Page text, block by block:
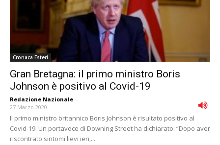
Cronaca Esteri
Gran Bretagna: il primo ministro Boris
Johnson è positivo al Covid-19
Redazione Nazionale -
27 Marzo 2020
Il primo ministro britannico Boris Johnson è risultato positivo al
Covid-19. Un portavoce di Downing Street ha dichiarato: “Dopo aver
riscontrato sintomi lievi ieri,...